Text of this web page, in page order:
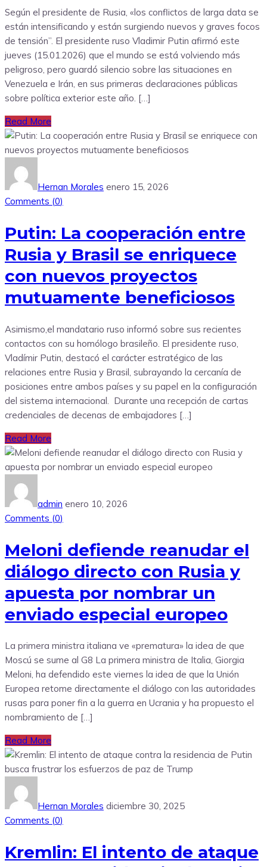
Según el presidente de Rusia, «los conflictos de larga data se
están intensificando y están surgiendo nuevos y graves focos
de tensión”. El presidente ruso Vladimir Putin afirmó este
jueves (15.01.2026) que el mundo se está volviendo más
peligroso, pero guardó silencio sobre las situaciones en
Venezuela e Irán, en sus primeras declaraciones públicas
sobre política exterior este año. […]
Read More
Hernan Morales enero 15, 2026
Comments (0)
Putin: La cooperación entre
Rusia y Brasil se enriquece
con nuevos proyectos
mutuamente beneficiosos
Asimismo,el mandatario ruso informó sobre sus recientes
contactos con su homólogo brasileño. El presidente ruso,
Vladímir Putin, destacó el carácter estratégico de las
relaciones entre Rusia y Brasil, subrayando la cercanía de
posiciones entre ambos países y su papel en la configuración
del sistema internacional. Durante una recepción de cartas
credenciales de decenas de embajadores […]
Read More
admin enero 10, 2026
Comments (0)
Meloni defiende reanudar el
diálogo directo con Rusia y
apuesta por nombrar un
enviado especial europeo
La primera ministra italiana ve «prematura» la idea de que
Moscú se sume al G8 La primera ministra de Italia, Giorgia
Meloni, ha defendido este viernes la idea de que la Unión
Europea retome directamente el diálogo con las autoridades
rusas para poner fin a la guerra en Ucrania y ha propuesto el
nombramiento de […]
Read More
Hernan Morales diciembre 30, 2025
Comments (0)
Kremlin: El intento de ataque